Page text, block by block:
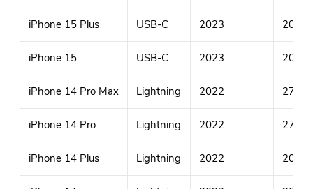
iPhone 15 Plus USB-C 2023 20W
iPhone 15 USB-C 2023 20W
iPhone 14 Pro Max Lightning 2022 27W
iPhone 14 Pro Lightning 2022 27W
iPhone 14 Plus Lightning 2022 20W